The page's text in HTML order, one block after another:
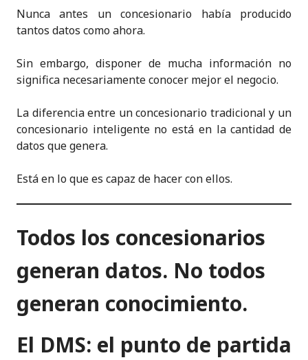
Nunca antes un concesionario había producido
tantos datos como ahora.
Sin embargo, disponer de mucha información no
significa necesariamente conocer mejor el negocio.
La diferencia entre un concesionario tradicional y un
concesionario inteligente no está en la cantidad de
datos que genera.
Está en lo que es capaz de hacer con ellos.
Todos los concesionarios
generan datos. No todos
generan conocimiento.
El DMS: el punto de partida